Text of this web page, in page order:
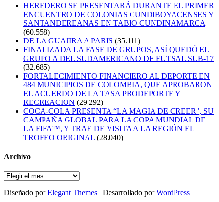
HEREDERO SE PRESENTARÁ DURANTE EL PRIMER
ENCUENTRO DE COLONIAS CUNDIBOYACENSES Y
SANTANDEREANAS EN TABIO CUNDINAMARCA
(60.558)
DE LA GUAJIRA A PARIS (35.111)
FINALIZADA LA FASE DE GRUPOS, ASÍ QUEDÓ EL
GRUPO A DEL SUDAMERICANO DE FUTSAL SUB-17
(32.685)
FORTALECIMIENTO FINANCIERO AL DEPORTE EN
484 MUNICIPIOS DE COLOMBIA, QUE APROBARON
EL ACUERDO DE LA TASA PRODEPORTE Y
RECREACION (29.292)
COCA-COLA PRESENTA “LA MAGIA DE CREER”, SU
CAMPAÑA GLOBAL PARA LA COPA MUNDIAL DE
LA FIFA™, Y TRAE DE VISITA A LA REGIÓN EL
TROFEO ORIGINAL (28.040)
Archivo
Archivo
Diseñado porElegant Themes | Desarrollado porWordPress